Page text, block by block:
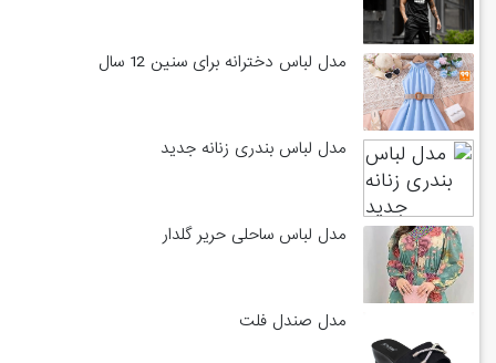
مدل لباس دخترانه برای سنین 12 سال
مدل لباس بندری زنانه جدید
مدل لباس ساحلی حریر گلدار
مدل صندل فلت